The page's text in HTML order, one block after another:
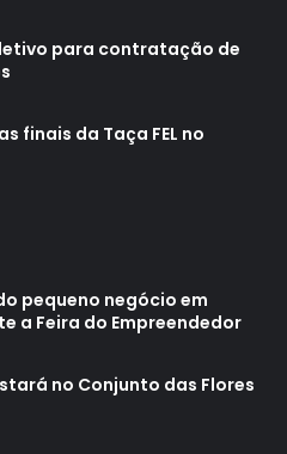
para contratação de
finais da Taça FEL no
pequeno negócio em
a Feira do Empreendedor
no Conjunto das Flores